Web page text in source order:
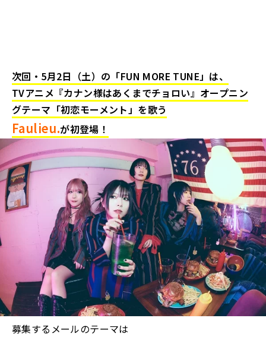
次回・5月2日（土）の「FUN MORE TUNE」は、
TVアニメ『カナン様はあくまでチョロい』オープニン
グテーマ「初恋モーメント」を歌う
Faulieu.が初登場！
募集するメールのテーマは